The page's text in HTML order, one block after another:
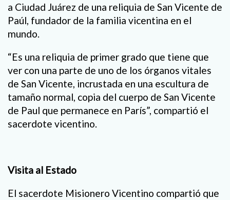
a Ciudad Juárez de una reliquia de San Vicente de
Paúl, fundador de la familia vicentina en el
mundo.
“Es una reliquia de primer grado que tiene que
ver con una parte de uno de los órganos vitales
de San Vicente, incrustada en una escultura de
tamaño normal, copia del cuerpo de San Vicente
de Paul que permanece en París”, compartió el
sacerdote vicentino.
Visita al Estado
El sacerdote Misionero Vicentino compartió que